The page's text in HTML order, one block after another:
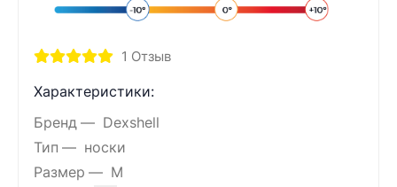
1 Отзыв
Характеристики:
Бренд
Dexshell
Тип
носки
Размер
M